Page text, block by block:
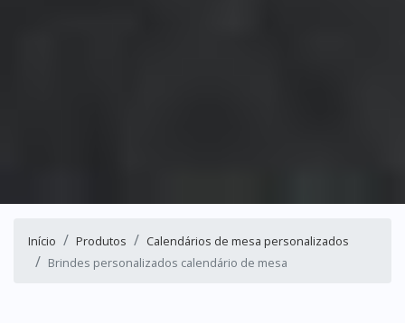
Início Produtos
Calendários de mesa personalizados
Brindes personalizados calendário de mesa